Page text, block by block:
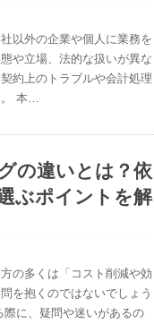
以外の企業や個人に業務を
や立場、法的な扱いが異な
約上のトラブルや会計処理
。 本…
の違いとは？依
ぶポイントを解
の多くは「コスト削減や効
を抱くのではないでしょう
に、疑問や迷いがあるの